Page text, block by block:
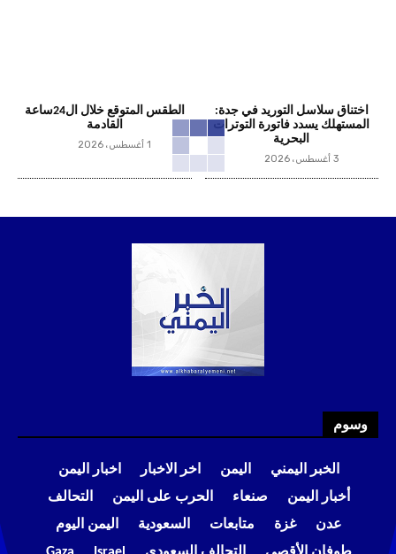
اختناق سلاسل التوريد في جدة:
المستهلك يسدد فاتورة التوترات
البحرية
3 أغسطس، 2026
الطقس المتوقع خلال ال24ساعة
القادمة
1 أغسطس، 2026
وسوم
الخبر اليمني اليمن اخر الاخبار
اخبار اليمن
أخبار اليمن
صنعاء الحرب على اليمن
التحالف
عدن
غزة متابعات السعودية
اليمن اليوم